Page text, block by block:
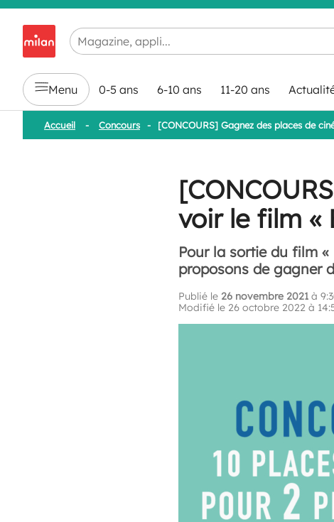
Chargement en cours...
Menu 0-5 ans 6-10 ans 11-20 ans
Accueil - Concours - [CONCOURS] Gagnez des places de
voir le film «
Pour la sortie du film
proposons de gagner
Publié le 26 novembre 2021 à
Modifié le 26 octobre 2022 à